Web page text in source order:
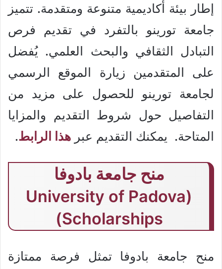
إطار بيئة أكاديمية متنوعة ومتقدمة. تتميز
جامعة تورينو بالتفرد في تقديم فرص
التبادل الثقافي والبحث العلمي. يُفضل
على المتقدمين زيارة الموقع الرسمي
لجامعة تورينو للحصول على مزيد من
التفاصيل حول شروط التقديم والمزايا
المتاحة. يمكنك التقديم عبر هذا الرابط.
منح جامعة بادوفا
(University of Padova
Scholarships)
منح جامعة بادوفا تمثل فرصة ممتازة